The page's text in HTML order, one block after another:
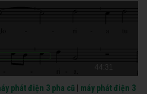
44:31
phát điện 3 pha cũ
máy phát điện 3